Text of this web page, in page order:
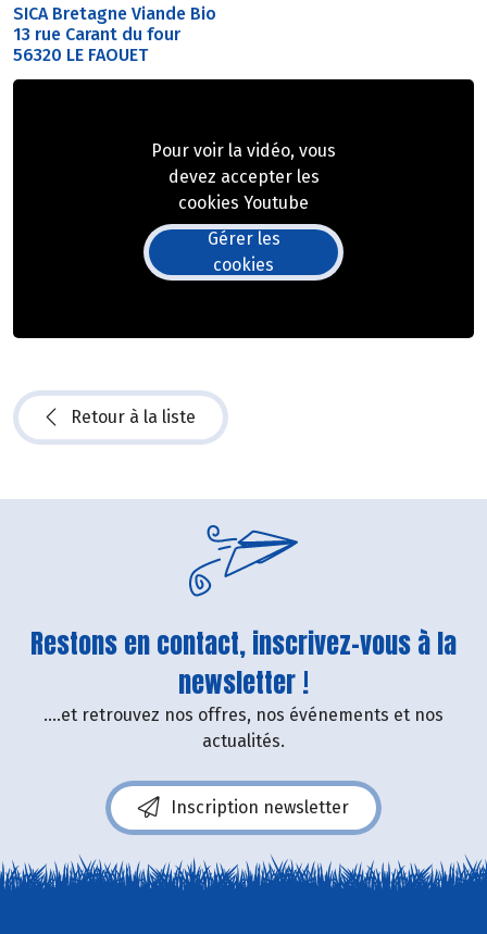
SICA Bretagne Viande Bio
13 rue Carant du four
56320 LE FAOUET
Pour voir la vidéo, vous
devez accepter les
cookies Youtube
Gérer les
cookies
Retour à la liste
Restons en contact, inscrivez-vous à la
newsletter !
....et retrouvez nos offres, nos événements et nos
actualités.
Inscription newsletter